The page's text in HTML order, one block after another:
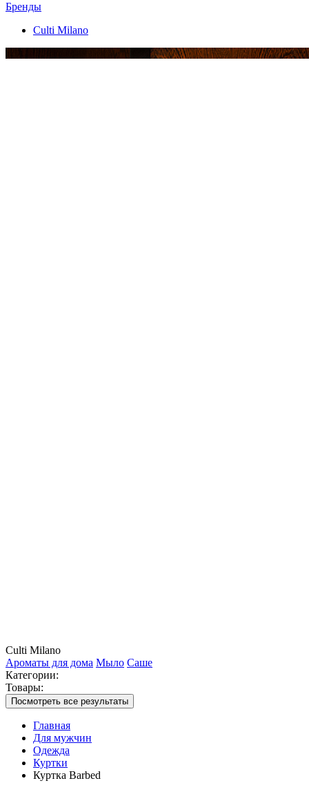
Бренды
Culti Milano
Culti Milano
Ароматы для дома Мыло Саше
Категории:
Товары:
Посмотреть все результаты
Главная
Для мужчин
Одежда
Куртки
Куртка Barbed